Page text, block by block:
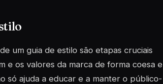
um guia de estilo são etapas cruciais
e os valores da marca de forma coesa e
só ajuda a educar e a manter o público-